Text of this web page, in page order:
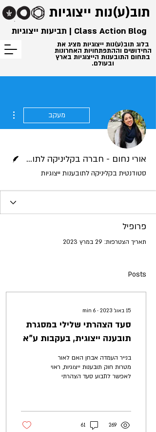
תוב(ע)נות ייצוגיות
בלוג תוב(ע)נות ייצוגיות מציג את
החידושים וההתפתחויות האחרונות
בתחום התובענות הייצוגיות בארץ
ובעולם.
Class Action Blog | תביעות ייצוגיות
מעקב
אורי נחום - חברה בקליניקה לתובענות ייצוגיות
סטודנטית בקליניקה לתובענות ייצוגיות
פרופיל
תאריך הצטרפות: 29 במרץ 2023
Posts
15 באוג׳ 2023 ∙
6
min
סעד הצהרתי שלילי במסגרת
תובענה ייצוגית, בעקבות ע"א
לביטוח בע"מ
בנייר העמדה אבחן האם לאור
מטרות חוק תובענות ייצוגיות, ראוי
לאפשר לתבוע סעד הצהרתי
269
61